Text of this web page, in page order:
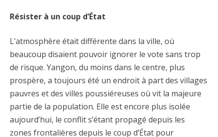
Résister à un coup d’État
L’atmosphère était différente dans la ville, où
beaucoup disaient pouvoir ignorer le vote sans trop
de risque. Yangon, du moins dans le centre, plus
prospère, a toujours été un endroit à part des villages
pauvres et des villes poussiéreuses où vit la majeure
partie de la population. Elle est encore plus isolée
aujourd’hui, le conflit s’étant propagé depuis les
zones frontalières depuis le coup d’État pour